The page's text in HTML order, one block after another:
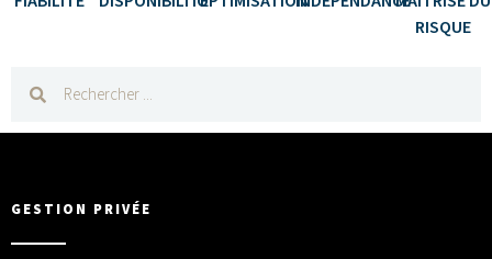
RISQUE
GESTION PRIVÉE